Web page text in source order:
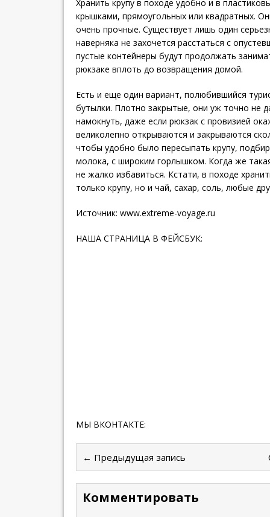
Хранить крупу в походе удобно и в
крышками, прямоугольных или квадратных.
очень прочные. Существует лишь один
наверняка не захочется расстаться с
пустые контейнеры будут продолжать
рюкзаке вплоть до возвращения домой.
Есть и еще один вариант, полюбившийся
бутылки. Плотно закрытые, они уж точно не
намокнуть, даже если рюкзак с провизией
великолепно открываются и закрываются
чтобы удобно было пересыпать крупу,
молока, с широким горлышком. Когда же
не жалко избавиться. Кстати, в походе
только крупу, но и чай, сахар, соль, любые
Источник: www.extreme-voyage.ru
НАША СТРАНИЦА В ФЕЙСБУК:
МЫ ВКОНТАКТЕ:
← Предыдущая запись
Комментировать